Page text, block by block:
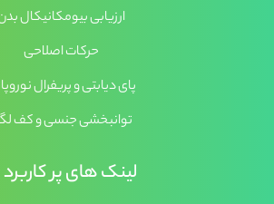
ارزیابی بیومکانیکال
حرکات اصلاحی
پای دیابتی و پریفرال
توانبخشی جنسی و کف
لینک های پر کاربرد